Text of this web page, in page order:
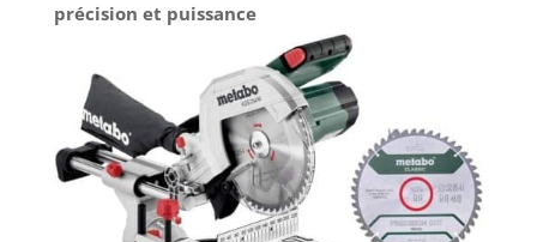
précision et puissance